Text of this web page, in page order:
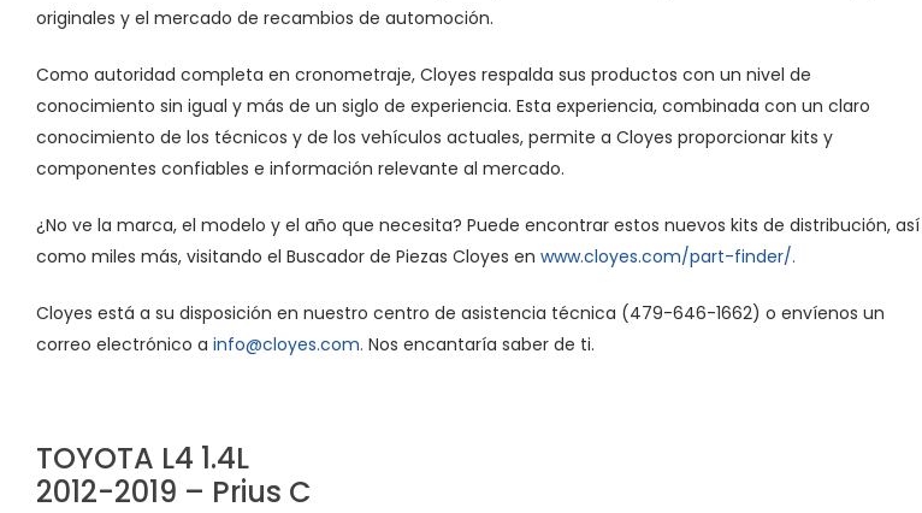
originales y el mercado de recambios de automoción.
Como autoridad completa en cronometraje, Cloyes respalda sus productos con un nivel de
conocimiento sin igual y más de un siglo de experiencia. Esta experiencia, combinada con un claro
conocimiento de los técnicos y de los vehículos actuales, permite a Cloyes proporcionar kits y
componentes confiables e información relevante al mercado.
¿No ve la marca, el modelo y el año que necesita? Puede encontrar estos nuevos kits de distribución, así
como miles más, visitando el Buscador de Piezas Cloyes en www.cloyes.com/part-finder/.
Cloyes está a su disposición en nuestro centro de asistencia técnica (479-646-1662) o envíenos un
correo electrónico a info@cloyes.com. Nos encantaría saber de ti.
TOYOTA L4 1.4L
2012-2019 – Prius C